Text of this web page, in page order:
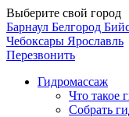
Выберите свой город
Барнаул Белгород
Чебоксары Ярославль
Перезвонить
Гидромассаж
Что такое
Собрать